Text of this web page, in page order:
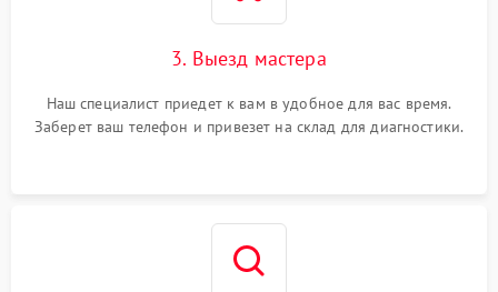
3. Выезд мастера
Наш специалист приедет к вам в удобное для вас время.
Заберет ваш телефон и привезет на склад для диагностики.